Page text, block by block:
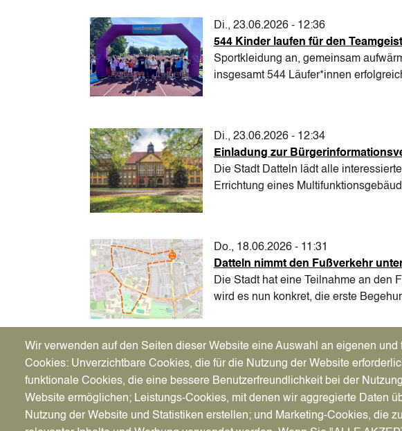
Di., 23.06.2026 - 12:36
544 Kinder laufen für den
Sportkleidung an, gemeinsam
insgesamt 544 Läufer*innen
Di., 23.06.2026 - 12:34
Einladung zur
Die Stadt Datteln lädt alle
Errichtung eines
Do., 18.06.2026 - 11:31
Datteln nimmt den Fußverkehr
Die Stadt hat eine Teilnahme an den
wird es nun konkret, die erste
Seitennummerierung
Erste Seite
« Erste News Vorherige Seite
‹‹ Page
1 Page
2
News pro Seite
Wir verwenden auf den Seiten dieser Website eine Auswahl an eigenen und
Cookies: Unverzichtbare Cookies, die für die Nutzung der Website
funktionale Cookies, die eine bessere Benutzerfreundlichkeit bei der
Website ermöglichen; Leistungs-Cookies, mit denen wir aggregierte Daten
Nutzung der Website und Statistiken erstellen; und Marketing-Cookies, die